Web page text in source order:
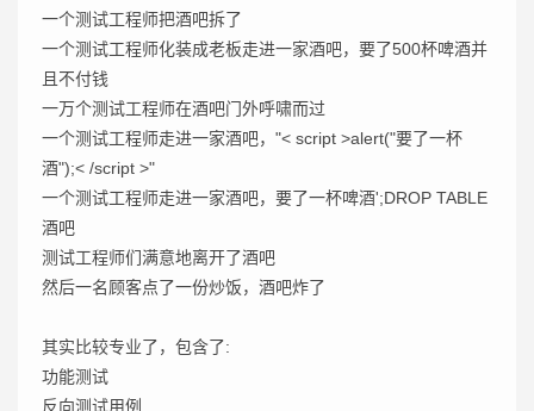
一个测试工程师把酒吧拆了
一个测试工程师化装成老板走进一家酒吧，要了500杯啤酒并
且不付钱
一万个测试工程师在酒吧门外呼啸而过
一个测试工程师走进一家酒吧，"< script >alert("要了一杯
酒");< /script >"
一个测试工程师走进一家酒吧，要了一杯啤酒';DROP TABLE
酒吧
测试工程师们满意地离开了酒吧
然后一名顾客点了一份炒饭，酒吧炸了
其实比较专业了，包含了:
功能测试
反向测试用例